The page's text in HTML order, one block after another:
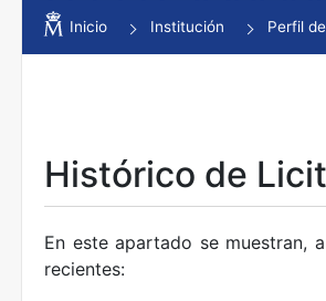
Mostrar/Ocultar
Mostrar/Ocultar
Inicio Institución Perfil
Histórico de
En este apartado se muestran,
recientes: